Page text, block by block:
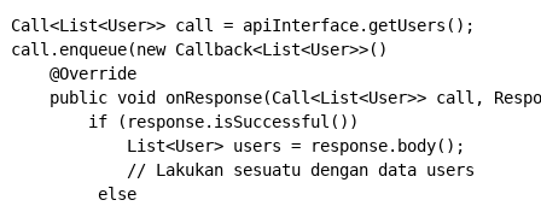
Call<List<User>> call = apiInterface.getUsers();
call.enqueue(new Callback<List<User>>()
    @Override
public void onResponse(Call<List<User>> call,
        if (response.isSuccessful())
            List<User> users = response.body();
            // Lakukan sesuatu dengan data users
         else